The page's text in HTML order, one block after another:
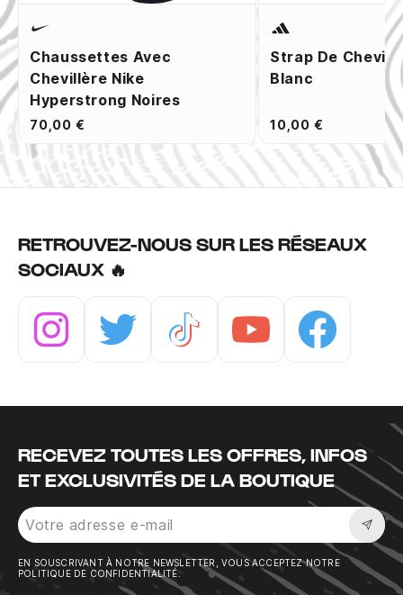
Chaussettes Avec
Chevillère Nike
Hyperstrong Noires
70,00 €
Strap De
Blanc
10,00 €
RETROUVEZ-NOUS SUR LES RÉSEAUX
SOCIAUX 🔥
RECEVEZ TOUTES LES OFFRES, INFOS
ET EXCLUSIVITÉS DE LA BOUTIQUE
EN SOUSCRIVANT À NOTRE NEWSLETTER, VOUS ACCEPTEZ NOTRE
POLITIQUE DE CONFIDENTIALITÉ.